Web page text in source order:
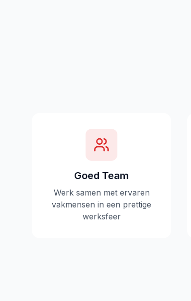
Goed Team
Werk samen met ervaren
vakmensen in een prettige
werksfeer